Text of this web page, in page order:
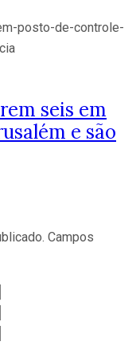
seis em
e são
Campos